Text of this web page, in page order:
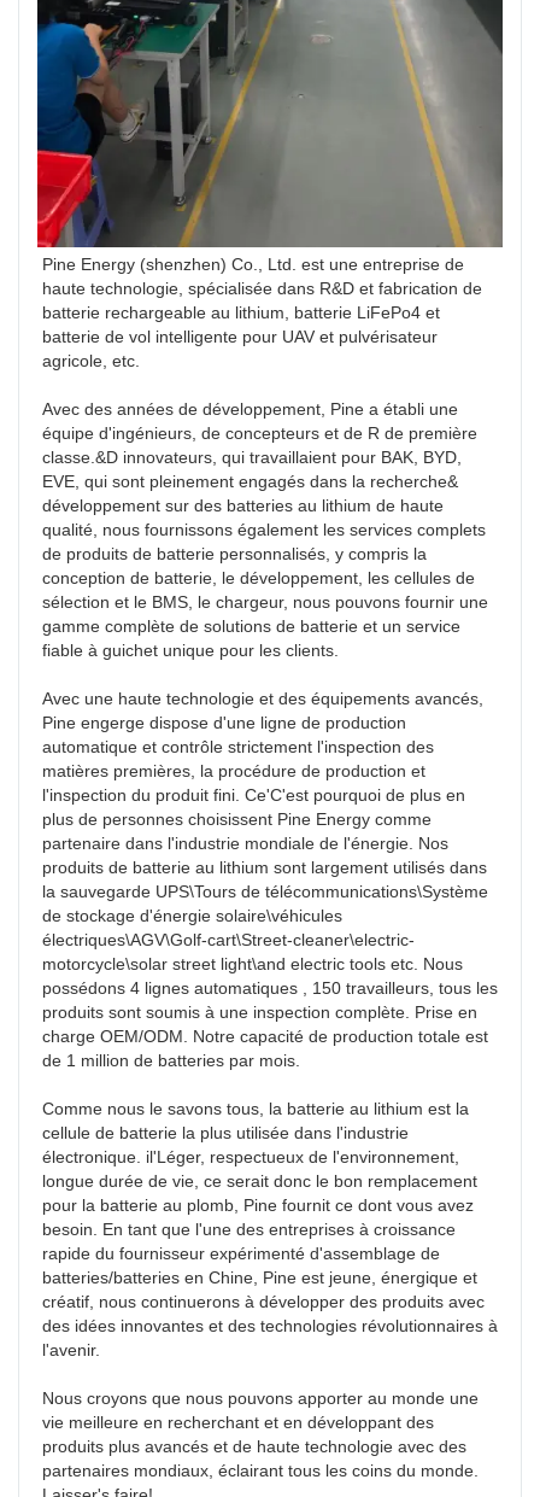
Pine Energy (shenzhen) Co., Ltd. est une entreprise de
haute technologie, spécialisée dans R&D et fabrication de
batterie rechargeable au lithium, batterie LiFePo4 et
batterie de vol intelligente pour UAV et pulvérisateur
agricole, etc.
Avec des années de développement, Pine a établi une
équipe d'ingénieurs, de concepteurs et de R de première
classe.&D innovateurs, qui travaillaient pour BAK, BYD,
EVE, qui sont pleinement engagés dans la recherche&
développement sur des batteries au lithium de haute
qualité, nous fournissons également les services complets
de produits de batterie personnalisés, y compris la
conception de batterie, le développement, les cellules de
sélection et le BMS, le chargeur, nous pouvons fournir une
gamme complète de solutions de batterie et un service
fiable à guichet unique pour les clients.
Avec une haute technologie et des équipements avancés,
Pine engerge dispose d'une ligne de production
automatique et contrôle strictement l'inspection des
matières premières, la procédure de production et
l'inspection du produit fini. Ce'C'est pourquoi de plus en
plus de personnes choisissent Pine Energy comme
partenaire dans l'industrie mondiale de l'énergie. Nos
produits de batterie au lithium sont largement utilisés dans
la sauvegarde UPS\Tours de télécommunications\Système
de stockage d'énergie solaire\véhicules
électriques\AGV\Golf-cart\Street-cleaner\electric-
motorcycle\solar street light\and electric tools etc. Nous
possédons 4 lignes automatiques , 150 travailleurs, tous les
produits sont soumis à une inspection complète. Prise en
charge OEM/ODM. Notre capacité de production totale est
de 1 million de batteries par mois.
Comme nous le savons tous, la batterie au lithium est la
cellule de batterie la plus utilisée dans l'industrie
électronique. il'Léger, respectueux de l'environnement,
longue durée de vie, ce serait donc le bon remplacement
pour la batterie au plomb, Pine fournit ce dont vous avez
besoin. En tant que l'une des entreprises à croissance
rapide du fournisseur expérimenté d'assemblage de
batteries/batteries en Chine, Pine est jeune, énergique et
créatif, nous continuerons à développer des produits avec
des idées innovantes et des technologies révolutionnaires à
l'avenir.
Nous croyons que nous pouvons apporter au monde une
vie meilleure en recherchant et en développant des
produits plus avancés et de haute technologie avec des
partenaires mondiaux, éclairant tous les coins du monde.